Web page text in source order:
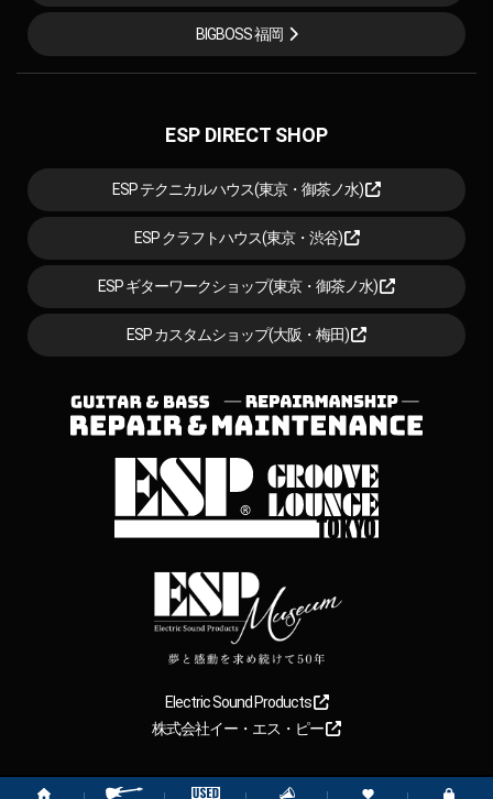
BIGBOSS 福岡
ESP DIRECT SHOP
ESP テクニカルハウス(東京・御茶ノ水)
ESP クラフトハウス(東京・渋谷)
ESP ギターワークショップ(東京・御茶ノ水)
ESP カスタムショップ(大阪・梅田)
Electric Sound Products
株式会社イー・エス・ピー
Copyright 2026【ESP直営】BIGBOSS オンラインマーケット(ギター＆